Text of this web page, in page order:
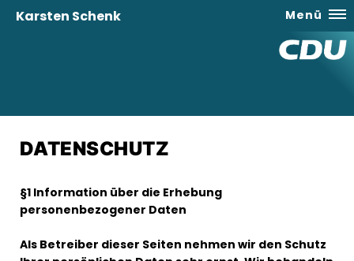
Karsten Schenk Menü
DATENSCHUTZ
§1 Information über die Erhebung
personenbezogener Daten
Als Betreiber dieser Seiten nehmen wir den Schutz